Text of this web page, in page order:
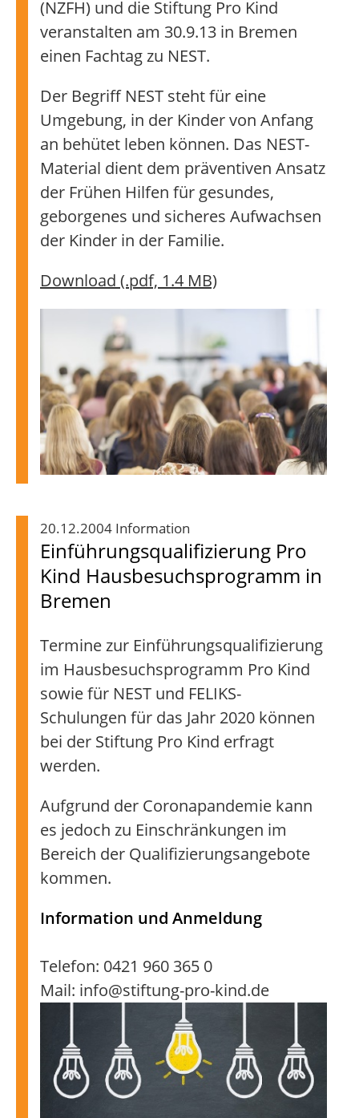
(NZFH) und die Stiftung Pro Kind
veranstalten am 30.9.13 in Bremen
einen Fachtag zu NEST.
Der Begriff NEST steht für eine
Umgebung, in der Kinder von Anfang
an behütet leben können. Das NEST-
Material dient dem präventiven Ansatz
der Frühen Hilfen für gesundes,
geborgenes und sicheres Aufwachsen
der Kinder in der Familie.
Download (.pdf, 1.4 MB)
20.12.2004 Information
Einführungsqualifizierung Pro
Kind Hausbesuchsprogramm in
Bremen
Termine zur Einführungsqualifizierung
im Hausbesuchsprogramm Pro Kind
sowie für NEST und FELIKS-
Schulungen für das Jahr 2020 können
bei der Stiftung Pro Kind erfragt
werden.
Aufgrund der Coronapandemie kann
es jedoch zu Einschränkungen im
Bereich der Qualifizierungsangebote
kommen.
Information und Anmeldung
Telefon: 0421 960 365 0
Mail: info@stiftung-pro-kind.de